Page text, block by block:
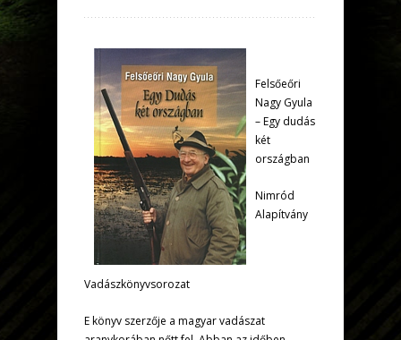
Felsőeőri
Nagy Gyula
– Egy dudás
két
országban
Nimród
Alapítvány
Vadászkönyvsorozat
E könyv szerzője a magyar vadászat